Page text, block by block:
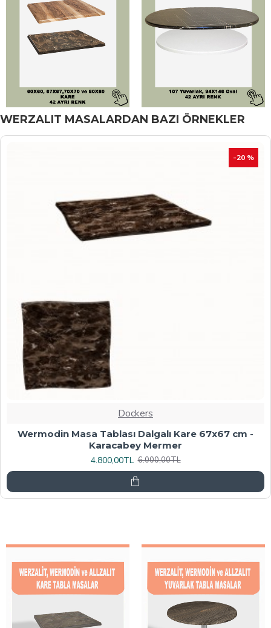
WERZALIT MASALARDAN BAZI ÖRNEKLER
İNDIRIM
Dockers
Werzalit, Allzalit veya Wermodin Masa Tablası
70X120 - Afyon Mermer
6.080,00TL 7.600,00TL